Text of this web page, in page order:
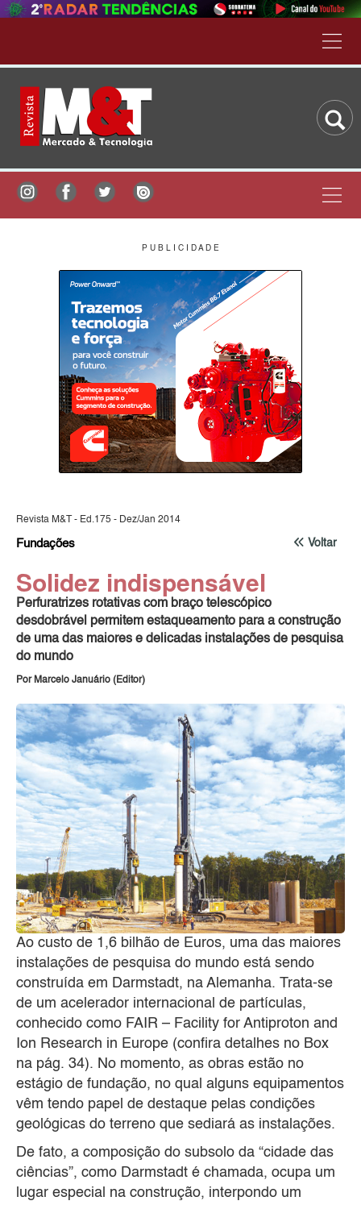
P U B L I C I D A D E
Revista M&T - Ed.175 - Dez/Jan 2014
Voltar
Fundações
Solidez indispensável
Perfuratrizes rotativas com braço telescópico
desdobrável permitem estaqueamento para a construção
de uma das maiores e delicadas instalações de pesquisa
do mundo
Por Marcelo Januário (Editor)
Ao custo de 1,6 bilhão de Euros, uma das maiores
instalações de pesquisa do mundo está sendo
construída em Darmstadt, na Alemanha. Trata-se
de um acelerador internacional de partículas,
conhecido como FAIR – Facility for Antiproton and
Ion Research in Europe (confira detalhes no Box
na pág. 34). No momento, as obras estão no
estágio de fundação, no qual alguns equipamentos
vêm tendo papel de destaque pelas condições
geológicas do terreno que sediará as instalações.
De fato, a composição do subsolo da “cidade das
ciências”, como Darmstadt é chamada, ocupa um
lugar especial na construção, interpondo um